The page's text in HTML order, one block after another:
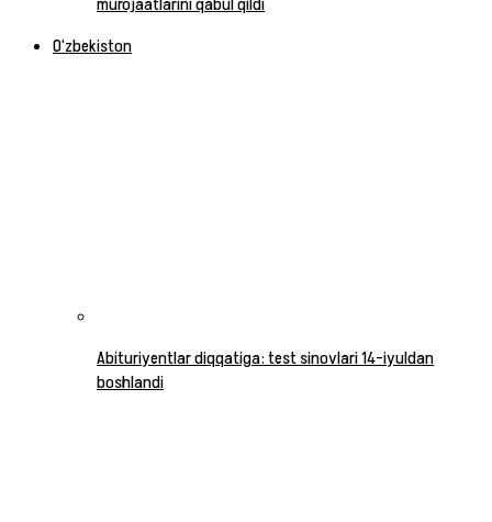
murojaatlarini qabul qildi
O‘zbekiston
Abituriyentlar diqqatiga: test sinovlari 14-iyuldan
boshlandi